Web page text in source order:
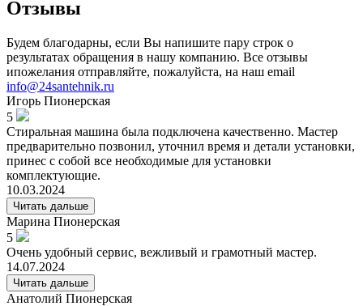
Отзывы
Будем благодарны, если Вы напишите пару строк о
результатах обращения в нашу компанию. Все отзывы
ипожелания отправляйте, пожалуйста, на наш email
info@24santehnik.ru
Игорь Пионерская
5
Стиральная машина была подключена качественно. Мастер
предварительно позвонил, уточнил время и детали установки,
принес с собой все необходимые для установки
комплектующие.
10.03.2024
Читать дальше
Марина Пионерская
5
Очень удобный сервис, вежливый и грамотный мастер.
14.07.2024
Читать дальше
Анатолий Пионерская